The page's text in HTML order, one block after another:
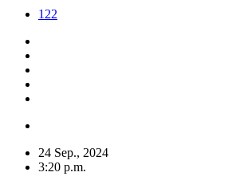
122
24 Sep., 2024
3:20 p.m.